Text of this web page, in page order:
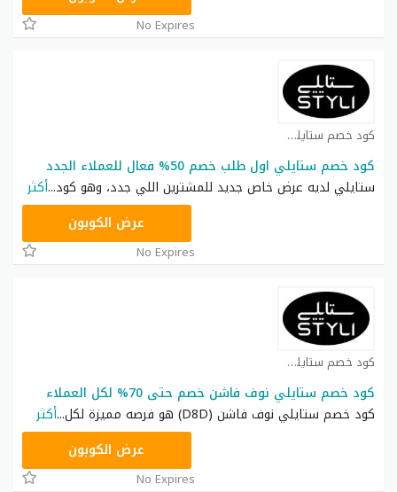
No Expires
كود خصم ستايلي شوب كوبون
كود خصم ستايلي اول طلب خصم 50% فعال للعملاء الجدد
ستايلي لديه عرض خاص جديد للمشترين اللي جدد، وهو كود...أكثر
عرض الكوبون
No Expires
كود خصم ستايلي شوب كوبون
كود خصم ستايلي نوف فاشن خصم حتى 70% لكل العملاء
كود خصم ستايلي نوف فاشن (D8D) هو فرصه مميزة لكل
...أكثر
عرض الكوبون
No Expires